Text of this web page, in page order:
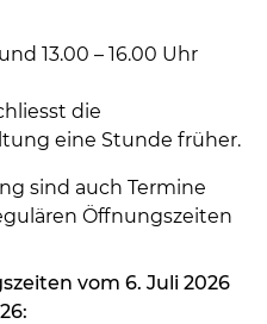
13.00 – 16.00 Uhr
die
eine Stunde früher.
sind auch Termine
Öffnungszeiten
vom 6. Juli 2026